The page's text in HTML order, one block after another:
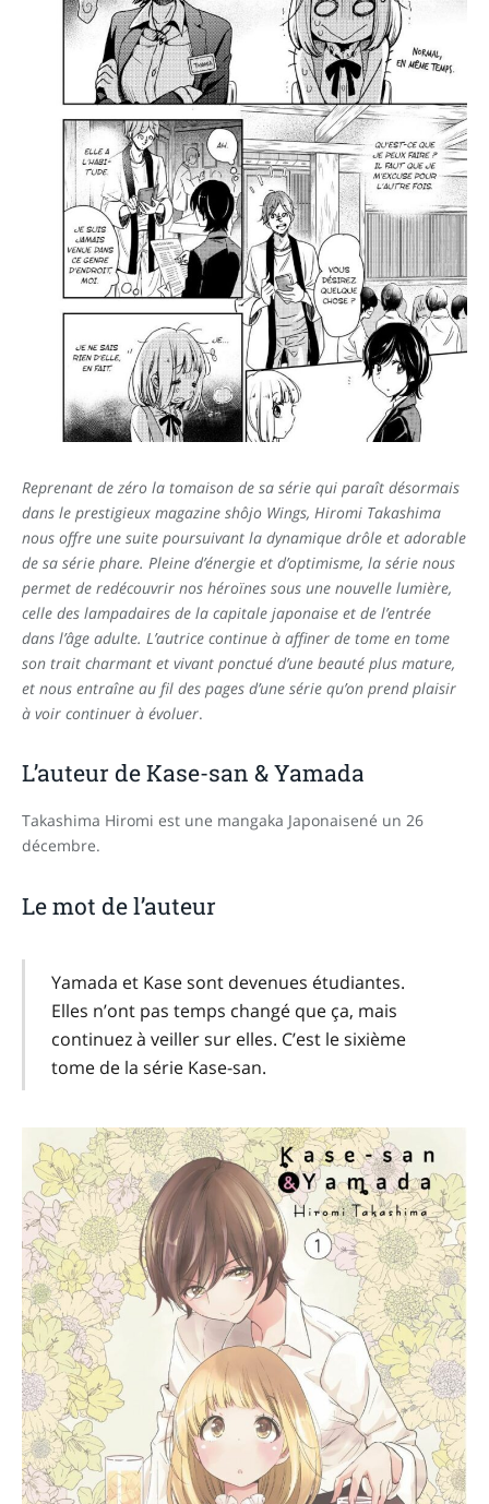
Reprenant de zéro la tomaison de sa série qui paraît désormais
dans le prestigieux magazine shôjo Wings, Hiromi Takashima
nous offre une suite poursuivant la dynamique drôle et adorable
de sa série phare. Pleine d’énergie et d’optimisme, la série nous
permet de redécouvrir nos héroïnes sous une nouvelle lumière,
celle des lampadaires de la capitale japonaise et de l’entrée
dans l’âge adulte. L’autrice continue à affiner de tome en tome
son trait charmant et vivant ponctué d’une beauté plus mature,
et nous entraîne au fil des pages d’une série qu’on prend plaisir
à voir continuer à évoluer.
L’auteur de Kase-san & Yamada
Takashima Hiromi est une mangaka Japonaisené un 26
décembre.
Le mot de l’auteur
Yamada et Kase sont devenues étudiantes.
Elles n’ont pas temps changé que ça, mais
continuez à veiller sur elles. C’est le sixième
tome de la série Kase-san.